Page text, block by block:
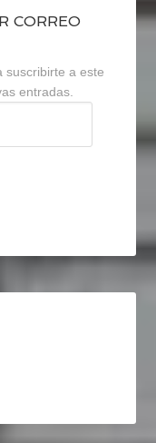
CORREO
suscribirte a este
entradas.